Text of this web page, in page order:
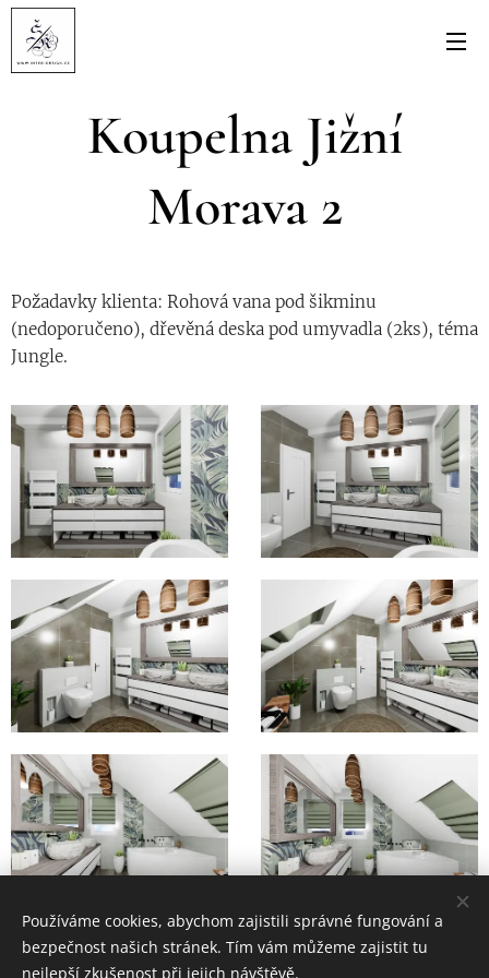
Koupelna Jižní
Morava 2
Požadavky klienta: Rohová vana pod šikminu
(nedoporučeno), dřevěná deska pod umyvadla (2ks), téma
Jungle.
Používáme cookies, abychom zajistili správné fungování a
bezpečnost našich stránek. Tím vám můžeme zajistit tu
nejlepší zkušenost při jejich návštěvě.